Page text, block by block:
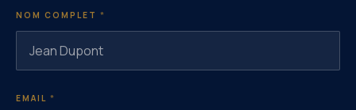
NOM COMPLET *
EMAIL *